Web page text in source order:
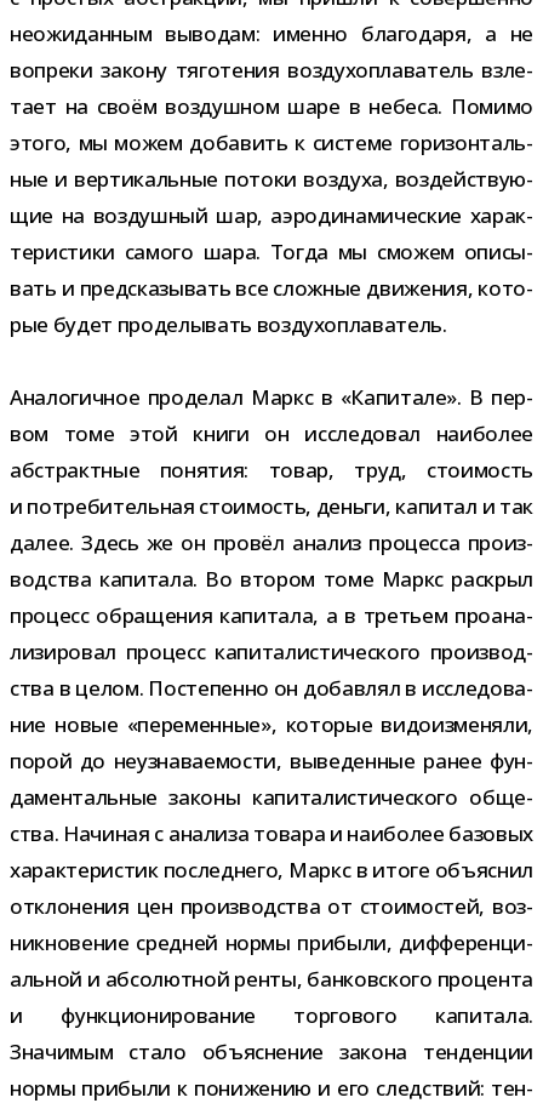
неожи­дан­ным выво­дам: именно бла­го­даря, а не
вопреки закону тяго­те­ния воз­ду­хо­пла­ва­тель взле­
тает на своём воз­душ­ном шаре в небеса. Помимо
этого, мы можем доба­вить к системе гори­зон­таль­
ные и вер­ти­каль­ные потоки воз­духа, воз­дей­ству­ю­
щие на воз­душ­ный шар, аэро­ди­на­ми­че­ские харак­
те­ри­стики самого шара. Тогда мы смо­жем опи­сы­
вать и пред­ска­зы­вать все слож­ные дви­же­ния, кото­
рые будет про­де­лы­вать воздухоплаватель.
Аналогичное про­де­лал Маркс в «Капитале». В пер­
вом томе этой книги он иссле­до­вал наи­бо­лее
абстракт­ные поня­тия: товар, труд, сто­и­мость
и потре­би­тель­ная сто­и­мость, деньги, капи­тал и так
далее. Здесь же он про­вёл ана­лиз про­цесса про­из­
вод­ства капи­тала. Во вто­ром томе Маркс рас­крыл
про­цесс обра­ще­ния капи­тала, а в тре­тьем про­ана­
ли­зи­ро­вал про­цесс капи­та­ли­сти­че­ского про­из­вод­
ства в целом. Постепенно он добав­лял в иссле­до­ва­
ние новые «пере­мен­ные», кото­рые видо­из­ме­няли,
порой до неузна­ва­е­мо­сти, выве­ден­ные ранее фун­
да­мен­таль­ные законы капи­та­ли­сти­че­ского обще­
ства. Начиная с ана­лиза товара и наи­бо­лее базо­вых
харак­те­ри­стик послед­него, Маркс в итоге объ­яс­нил
откло­не­ния цен про­из­вод­ства от сто­и­мо­стей, воз­
ник­но­ве­ние сред­ней нормы при­были, диф­фе­рен­ци­
аль­ной и абсо­лют­ной ренты, бан­ков­ского про­цента
и функ­ци­о­ни­ро­ва­ние тор­го­вого капи­тала.
Значимым стало объ­яс­не­ние закона тен­ден­ции
нормы при­были к пони­же­нию и его след­ствий: тен­